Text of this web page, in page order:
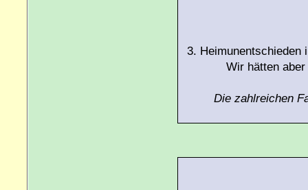
3. Heimunentschieden
Wir hätten
Die zahlreichen